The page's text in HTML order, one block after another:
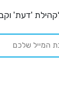
'דעת'